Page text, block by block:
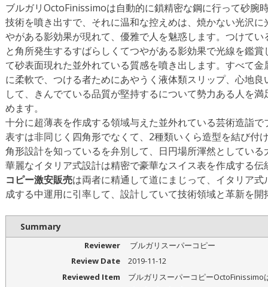
ブルガリOctoFinissimoは自動的に鎖精密な鋼に行って砂腕
技術を噴き出すで、それに温和な控えめは、焼かない光沢
やがある影効果が現れて、優雅で人を魅惑します。つけてい
と角所発生するすばらしくてつやがある影効果で光線を鑑
て砂表面現れた並外れている質感を噴き出します。すべて
に柔軟で、つける者ためにあやうく液体類スリップ、心地
して、きんでている品質が堅持するについて勢力ある人を
めます。
十分に超薄表を作成する領域与えた並外れている芸術造詣
表すは非同じく四角形でなくて、2種類いくら造型を結び付
角形設計を知っているを弁別して、日円場所渾然としてい
華麗なイタリア式設計は精密で豪華なスイス表を作成する伝
コピー激安販売は両者に精通して道にまじって、イタリア
成する中運用に引率して、設計していて技術領域と革新を開
Summary
Reviewer
ブルガリスーパーコピー
Review Date
2019-11-12
Reviewed Item
ブルガリスーパーコピーOctoFinissimo